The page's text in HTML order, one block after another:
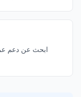
ابحث عن دعم